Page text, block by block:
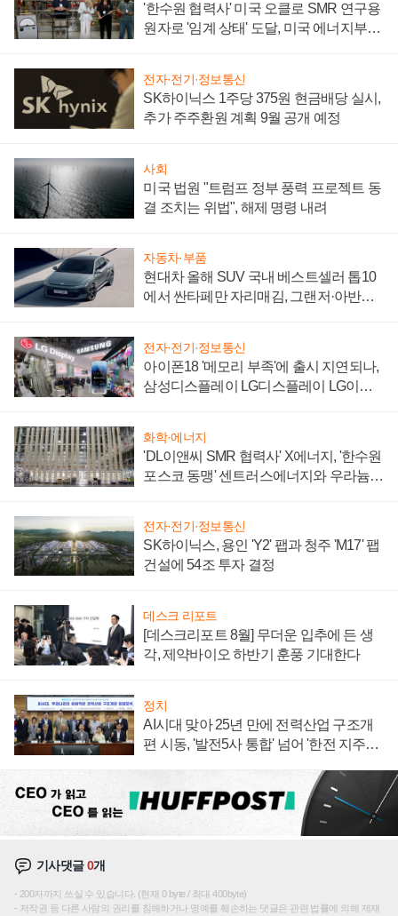
'한수원 협력사' 미국 오클로 SMR 연구용
원자로 '임계 상태' 도달, 미국 에너지부
전자·전기·정보통신
SK하이닉스 1주당 375원 현금배당 실시,
추가 주주환원 계획 9월 공개 예정
사회
미국 법원 "트럼프 정부 풍력 프로젝트 동
결 조치는 위법", 해제 명령 내려
자동차·부품
현대차 올해 SUV 국내 베스트셀러 톱10
에서 싼타페만 자리매김, 그랜저·아반떼
전자·전기·정보통신
아이폰18 '메모리 부족'에 출시 지연되나,
삼성디스플레이 LG디스플레이 LG이노
화학·에너지
'DL이앤씨 SMR 협력사' X에너지, '한수원
포스코 동맹' 센트러스에너지와 우라늄
전자·전기·정보통신
SK하이닉스, 용인 'Y2' 팹과 청주 'M17' 팹
건설에 54조 투자 결정
데스크 리포트
[데스크리포트 8월] 무더운 입추에 든 생
각, 제약바이오 하반기 훈풍 기대한다
정치
AI시대 맞아 25년 만에 전력산업 구조개
편 시동, '발전5사 통합' 넘어 '한전 지주사'
기사댓글0개
200자까지 쓰실 수 있습니다. (현재 0 byte / 최대 400byte)
저작권 등 다른 사람의 권리를 침해하거나 명예를 훼손하는 댓글은 관련 법률에 의해 제재